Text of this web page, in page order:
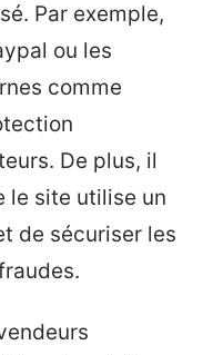
Par exemple,
ou les
comme
De plus, il
le site utilise un
de sécuriser les